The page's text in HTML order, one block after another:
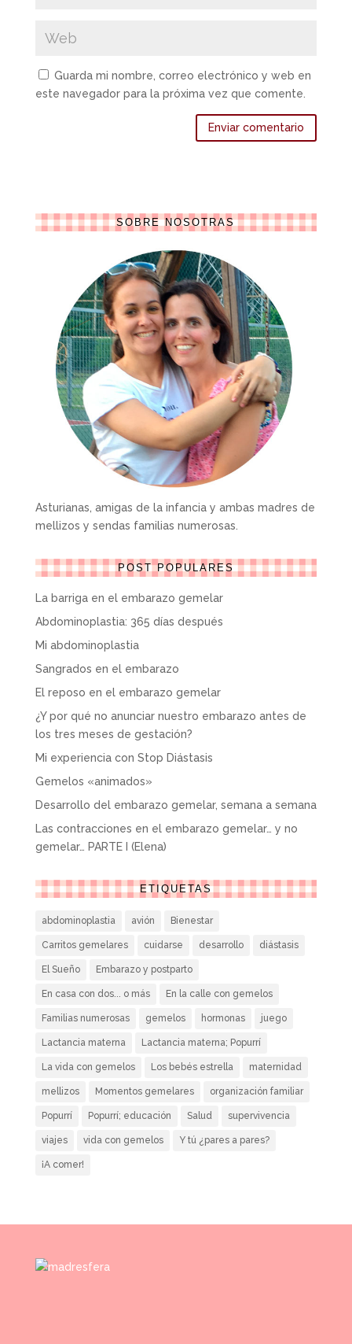
Guarda mi nombre, correo electrónico y web en
este navegador para la próxima vez que comente.
SOBRE NOSOTRAS
Asturianas, amigas de la infancia y ambas madres de
mellizos y sendas familias numerosas.
POST POPULARES
La barriga en el embarazo gemelar
Abdominoplastia: 365 días después
Mi abdominoplastia
Sangrados en el embarazo
El reposo en el embarazo gemelar
¿Y por qué no anunciar nuestro embarazo antes de
los tres meses de gestación?
Mi experiencia con Stop Diástasis
Gemelos «animados»
Desarrollo del embarazo gemelar, semana a semana
Las contracciones en el embarazo gemelar… y no
gemelar… PARTE I (Elena)
ETIQUETAS
abdominoplastia avión Bienestar
Carritos gemelares cuidarse desarrollo diástasis
El Sueño Embarazo y postparto
En casa con dos... o más En la calle con gemelos
Familias numerosas gemelos hormonas juego
Lactancia materna Lactancia materna; Popurrí
La vida con gemelos Los bebés estrella maternidad
mellizos Momentos gemelares organización familiar
Popurrí Popurrí; educación Salud supervivencia
viajes vida con gemelos Y tú ¿pares a pares?
¡A comer!